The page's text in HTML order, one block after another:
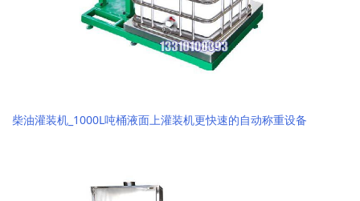
柴油灌装机_1000L吨桶液面上灌装机更快速的自动称重设备